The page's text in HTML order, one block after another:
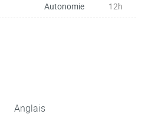
Autonomie 12h
Anglais